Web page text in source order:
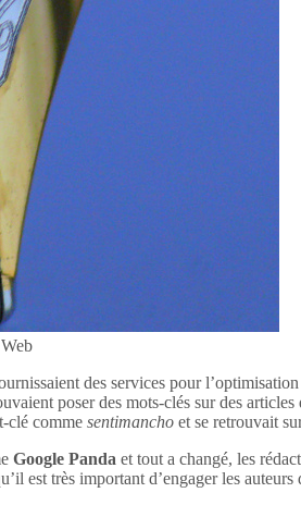
des services pour
poser des mots-clés sur des
clé comme sentimancho et se retrouvait
Google Panda et tout a changé, les
est très important d’engager les